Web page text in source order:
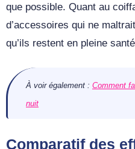
que possible. Quant au
d’accessoires qui ne
qu’ils restent en pleine
À voir également : Comment
nuit
Comparatif des